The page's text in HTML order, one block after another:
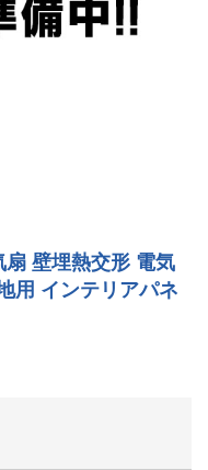
壁埋熱交形 電気
用 インテリアパネ